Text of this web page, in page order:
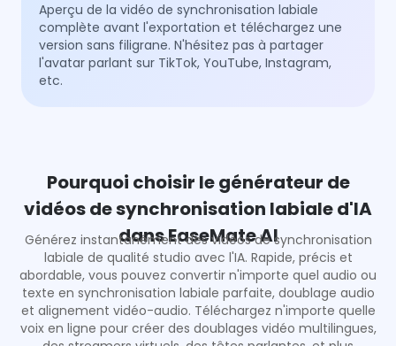
Aperçu de la vidéo de synchronisation labiale
complète avant l'exportation et téléchargez une
version sans filigrane. N'hésitez pas à partager
l'avatar parlant sur TikTok, YouTube, Instagram,
etc.
Pourquoi choisir le générateur de
vidéos de synchronisation labiale d'IA
dans EaseMate AI
Générez instantanément des vidéos de synchronisation
labiale de qualité studio avec l'IA. Rapide, précis et
abordable, vous pouvez convertir n'importe quel audio ou
texte en synchronisation labiale parfaite, doublage audio
et alignement vidéo-audio. Téléchargez n'importe quelle
voix en ligne pour créer des doublages vidéo multilingues,